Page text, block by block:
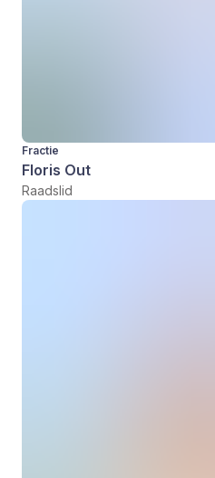
Fractie
Floris Out
Raadslid